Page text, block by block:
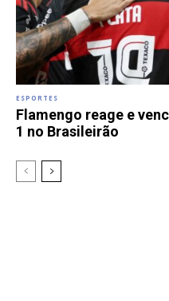
ESPORTES
Flamengo reage e
1 no Brasileirão